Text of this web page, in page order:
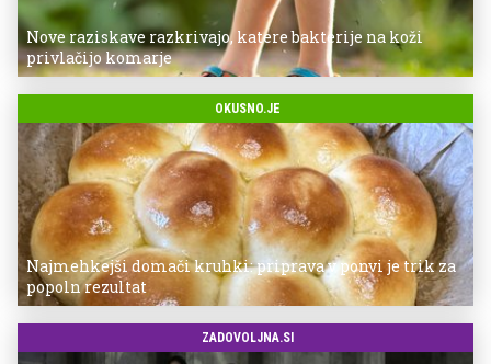
Nove raziskave razkrivajo, katere bakterije na koži
privlačijo komarje
OKUSNO.JE
Najmehkejši domači kruhki: priprava v ponvi je trik za
popoln rezultat
ZADOVOLJNA.SI